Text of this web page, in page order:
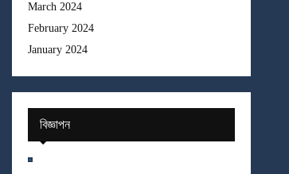
March 2024
February 2024
January 2024
বিজ্ঞাপন